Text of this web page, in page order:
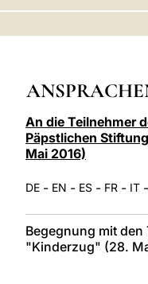
An die Teilnehmer
Päpstlichen
Mai 2016)
DE - EN - ES - FR - IT -
Begegnung mit
"Kinderzug" (28.